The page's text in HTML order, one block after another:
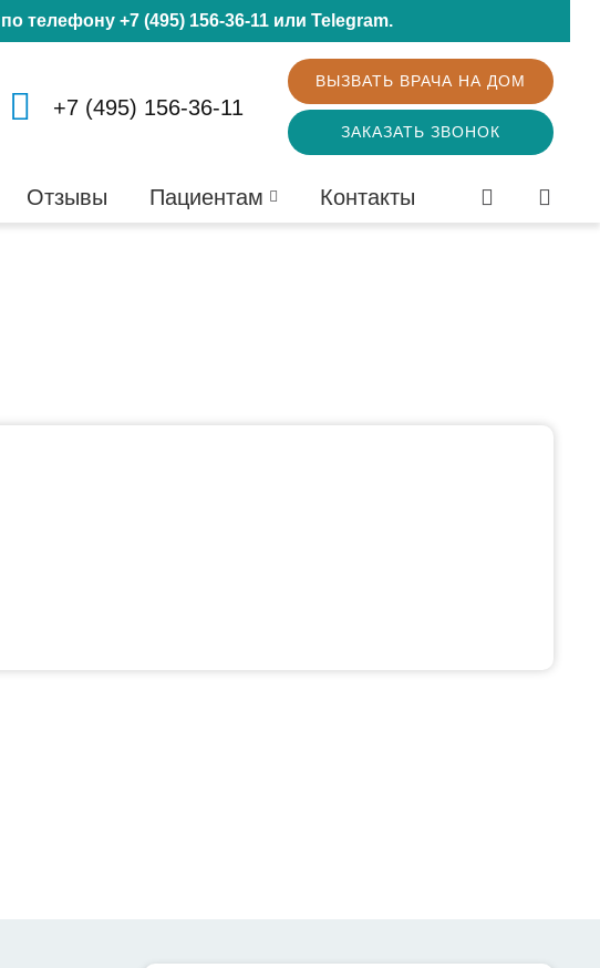
по телефону +7 (495) 156-36-11или Telegram.
+7 (495) 156-36-11
ВЫЗВАТЬ ВРАЧА НА ДОМ
ЗАКАЗАТЬ ЗВОНОК
Отзывы Пациентам Контакты